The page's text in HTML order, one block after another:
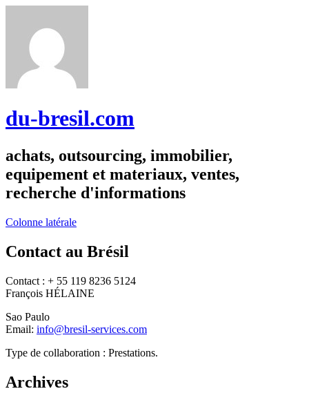
du-bresil.com
achats, outsourcing, immobilier,
equipement et materiaux, ventes,
recherche d'informations
Colonne latérale
Contact au Brésil
Contact : + 55 119 8236 5124
François HÉLAINE
Sao Paulo
Email: info@bresil-services.com
Type de collaboration : Prestations.
Archives